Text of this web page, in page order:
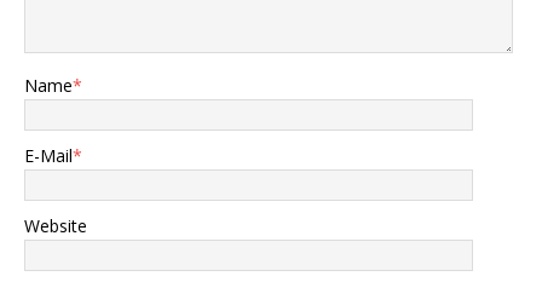
Name*
E-Mail*
Website